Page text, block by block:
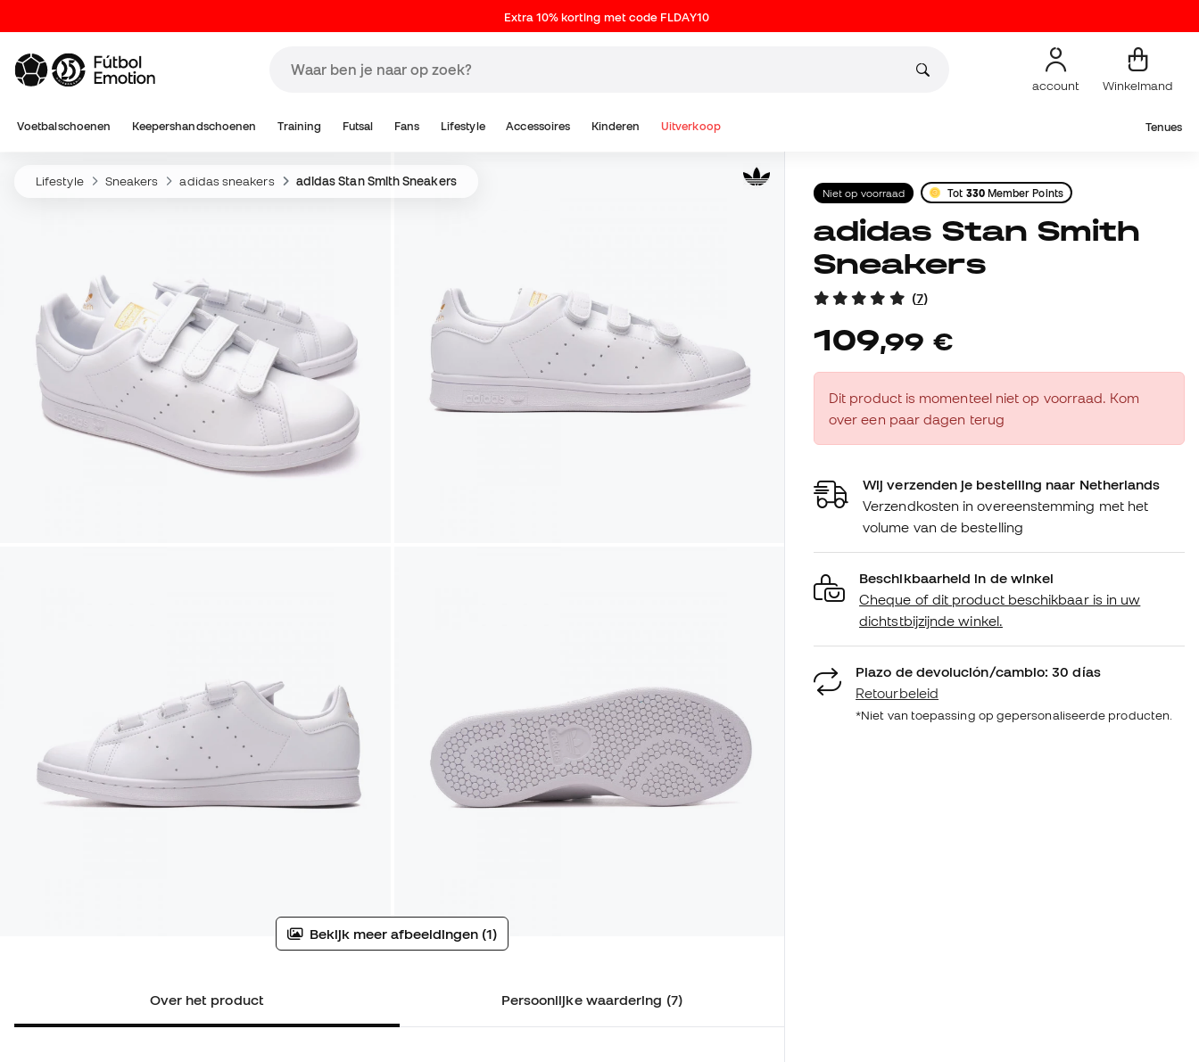
Extra 10% korting met code FLDAY10
account Winkelmand
Voetbalschoenen Keepershandschoenen Training Futsal Fans Lifestyle Accessoires Kinderen Uitverkoop Tenues
Lifestyle Sneakers adidas sneakers adidas Stan Smith Sneakers
Bekijk meer afbeeldingen (1)
Over het product Persoonlijke waardering (7)
Niet op voorraad Tot 330Member Points
adidas Stan Smith
Sneakers
(7)
109,99 €
Dit product is momenteel niet op voorraad. Kom
over een paar dagen terug
Wij verzenden je bestelling naar Netherlands
Verzendkosten in overeenstemming met het
volume van de bestelling
Beschikbaarheid in de winkel
Cheque of dit product beschikbaar is in uw
dichtstbijzijnde winkel.
Plazo de devolución/cambio: 30 días
Retourbeleid
*Niet van toepassing op gepersonaliseerde producten.